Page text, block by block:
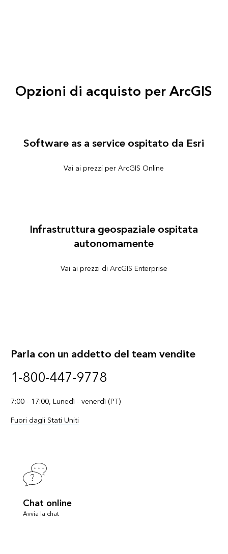
Opzioni di acquisto per ArcGIS
Software as a service ospitato da Esri
Vai ai prezzi per ArcGIS Online
Infrastruttura geospaziale ospitata
autonomamente
Vai ai prezzi di ArcGIS Enterprise
Parla con un addetto del team vendite
1-800-447-9778
7:00 - 17:00, Lunedì - venerdì (PT)
Fuori dagli Stati Uniti
Chat online
Avvia la chat